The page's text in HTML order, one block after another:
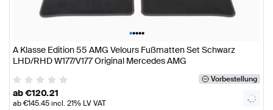
•••••
A Klasse Edition 55 AMG Velours Fußmatten Set Schwarz
LHD/RHD W177/V177 Original Mercedes AMG
Vorbestellung
ab€120.21
ab€145.45incl. 21% LV VAT